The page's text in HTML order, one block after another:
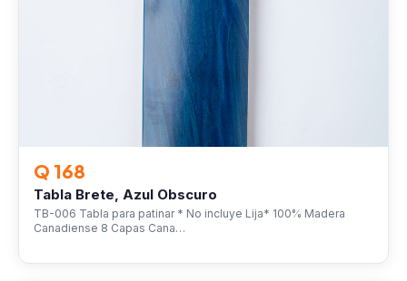
Q 168
Tabla Brete, Azul Obscuro
TB-006 Tabla para patinar * No incluye Lija* 100% Madera
Canadiense 8 Capas Cana…